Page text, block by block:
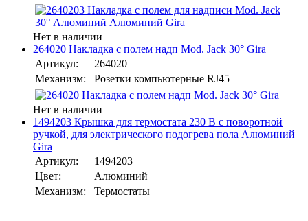
Нет в наличии
264020 Накладка с полем надп Mod. Jack 30° Gira
Артикул:
264020
Механизм:
Розетки компьютерные RJ45
Нет в наличии
1494203 Крышка для термостата 230 В с поворотной
ручкой, для электрического подогрева пола Алюминий
Gira
Артикул:
1494203
Цвет:
Алюминий
Механизм:
Термостаты